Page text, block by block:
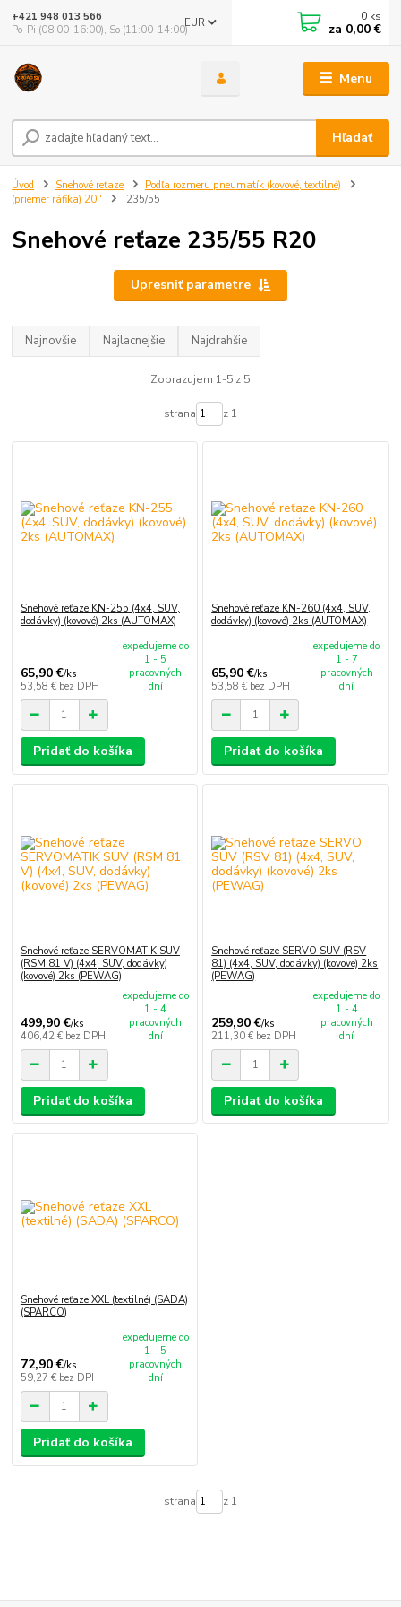
Menu
EUR
Hľadať
+421 948 013 566
Po-Pi (08:00-16:00), So (11:00-14:00)
0 ks
za 0,00 €
Úvod Snehové reťaze
Podľa rozmeru pneumatík (kovové, textilné)
(priemer ráfika) 20''
235/55
Snehové reťaze 235/55 R20
Upresniť parametre
Najnovšie Najlacnejšie Najdrahšie
Zobrazujem 1-5 z 5
strana z 1
Snehové reťaze KN-255 (4x4, SUV,
dodávky) (kovové) 2ks (AUTOMAX)
65,90 €/ks
53,58 € bez DPH
expedujeme do
1 - 5
pracovných
dní
Pridať do košíka
Snehové reťaze KN-260 (4x4, SUV,
dodávky) (kovové) 2ks (AUTOMAX)
65,90 €/ks
53,58 € bez DPH
expedujeme do
1 - 7
pracovných
dní
Pridať do košíka
Snehové reťaze SERVOMATIK SUV
(RSM 81 V) (4x4, SUV, dodávky)
(kovové) 2ks (PEWAG)
499,90 €/ks
406,42 € bez DPH
expedujeme do
1 - 4
pracovných
dní
Pridať do košíka
Snehové reťaze SERVO SUV (RSV
81) (4x4, SUV, dodávky) (kovové) 2ks
(PEWAG)
259,90 €/ks
211,30 € bez DPH
expedujeme do
1 - 4
pracovných
dní
Pridať do košíka
Snehové reťaze XXL (textilné) (SADA)
(SPARCO)
72,90 €/ks
59,27 € bez DPH
expedujeme do
1 - 5
pracovných
dní
Pridať do košíka
strana z 1